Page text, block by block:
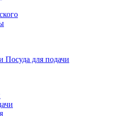
Посуда для подачи